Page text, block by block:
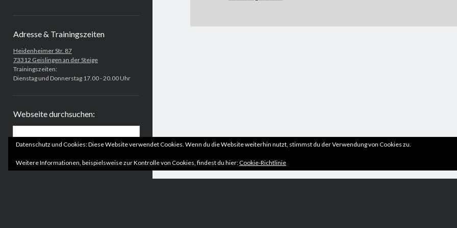
Adresse & Trainingszeiten
Heidenheimer Str. 87
73312 Geislingen an der Steige
Trainingszeiten:
Dienstag und Donnerstag 17.00 - 20.00 Uhr
Webseite durchsuchen:
Datenschutz und Cookies: Diese Website verwendet Cookies. Wenn du die Website weiterhin nutzt, stimmst du der Verwendung von Cookies zu.
Weitere Informationen, beispielsweise zur Kontrolle von Cookies, findest du hier:Cookie-Richtlinie